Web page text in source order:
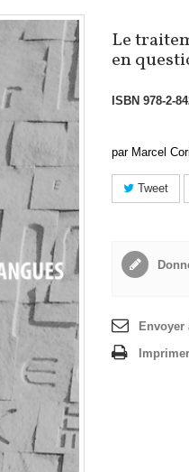
Le
en
ISBN 978-2-
par Marcel
Tweet
Envoyer
Imprimer